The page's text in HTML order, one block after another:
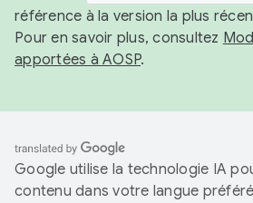
référence à la version la plus
Pour en savoir plus, consultez
apportées à AOSP.
Google utilise la technologie IA
contenu dans votre langue